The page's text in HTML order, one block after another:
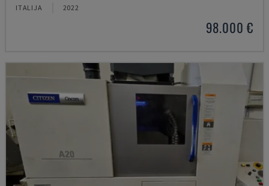
ITALIJA 2022
98.000 €